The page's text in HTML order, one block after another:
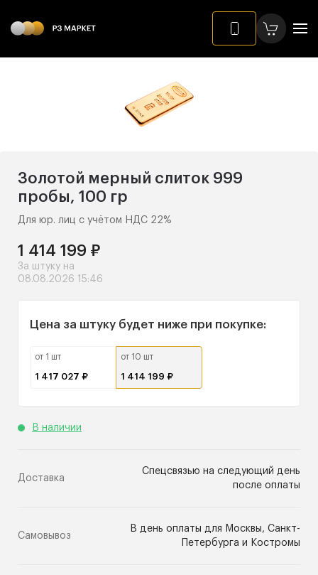
Золотой мерный слиток 999
пробы, 100 гр
Для юр. лиц с учётом НДС 22%
1 414 199 ₽
За штуку на
08.08.2026 15:46
Цена за штуку будет ниже при покупке:
от 1 шт
1 417 027 ₽
от 10 шт
1 414 199 ₽
В наличии
Доставка
Cпецсвязью на следующий день
после оплаты
Самовывоз
В день оплаты для Москвы, Санкт-
Петербурга и Костромы